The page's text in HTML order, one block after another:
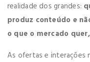
realidade dos grandes:
produz conteúdo e
o que o mercado
As ofertas e interações